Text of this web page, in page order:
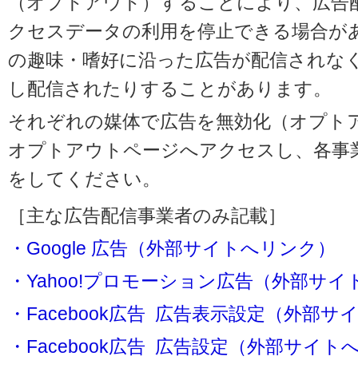
クセスデータの利用を停止できる場合が
の趣味・嗜好に沿った広告が配信されな
し配信されたりすることがあります。
それぞれの媒体で広告を無効化（オプト
オプトアウトページへアクセスし、各
をしてください。
［主な広告配信事業者のみ記載］
・Google 広告（外部サイトへリンク）
・Yahoo!プロモーション広告（外部サイ
・Facebook広告 広告表示設定（外部サ
・Facebook広告 広告設定（外部サイト